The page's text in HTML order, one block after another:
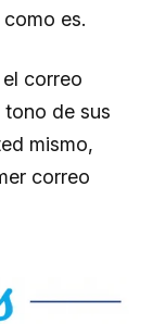
es.
correo
de sus
mismo,
correo